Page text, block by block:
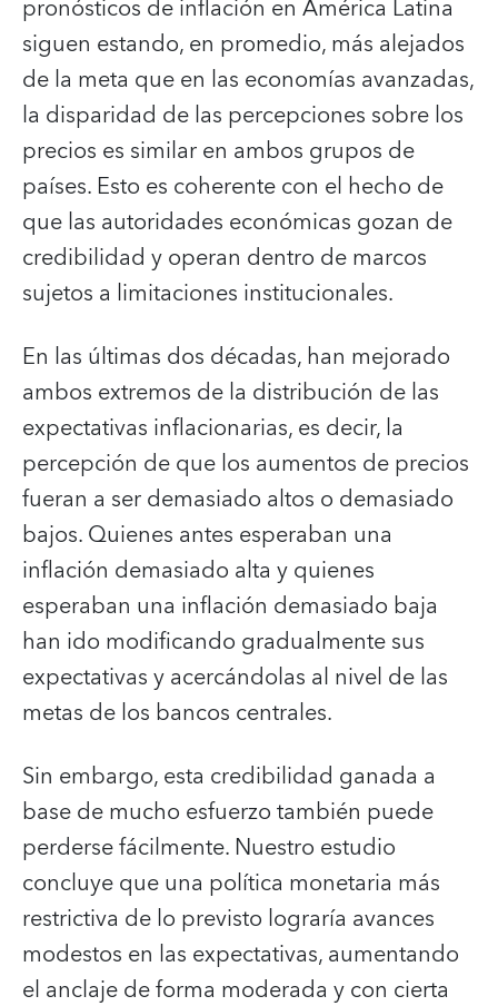
pronósticos de inflación en América Latina
siguen estando, en promedio, más alejados
de la meta que en las economías avanzadas,
la disparidad de las percepciones sobre los
precios es similar en ambos grupos de
países. Esto es coherente con el hecho de
que las autoridades económicas gozan de
credibilidad y operan dentro de marcos
sujetos a limitaciones institucionales.
En las últimas dos décadas, han mejorado
ambos extremos de la distribución de las
expectativas inflacionarias, es decir, la
percepción de que los aumentos de precios
fueran a ser demasiado altos o demasiado
bajos. Quienes antes esperaban una
inflación demasiado alta y quienes
esperaban una inflación demasiado baja
han ido modificando gradualmente sus
expectativas y acercándolas al nivel de las
metas de los bancos centrales.
Sin embargo, esta credibilidad ganada a
base de mucho esfuerzo también puede
perderse fácilmente. Nuestro estudio
concluye que una política monetaria más
restrictiva de lo previsto lograría avances
modestos en las expectativas, aumentando
el anclaje de forma moderada y con cierta